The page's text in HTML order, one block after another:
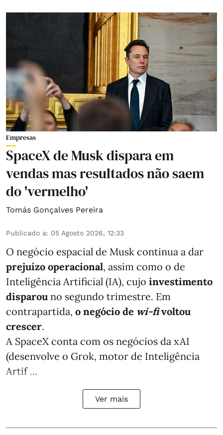
Empresas
SpaceX de Musk dispara em
vendas mas resultados não saem
do 'vermelho'
Tomás Gonçalves Pereira
Publicado a: 05 Agosto 2026, 12:33
O negócio espacial de Musk continua a dar
prejuízo operacional, assim como o de
Inteligência Artificial (IA), cujo investimento
disparou no segundo trimestre. Em
contrapartida, o negócio de wi-fivoltou
crescer.
A SpaceX conta com os negócios da xAI
(desenvolve o Grok, motor de Inteligência
Artif ...
Ver mais